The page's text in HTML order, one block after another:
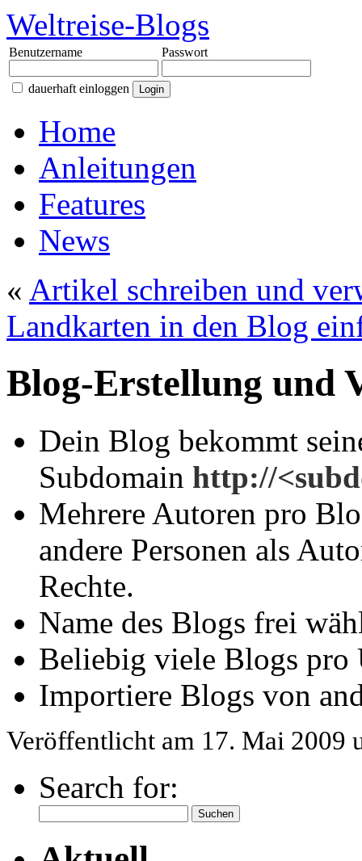
Weltreise-Blogs
Benutzername Passwort
dauerhaft einloggen
Home
Anleitungen
Features
News
« Artikel schreiben und
Landkarten in den Blog
Blog-Erstellung und
Dein Blog bekommt
Subdomain http://
Mehrere Autoren pro
andere Personen als
Rechte.
Name des Blogs frei
Beliebig viele Blogs pro
Importiere Blogs von
Veröffentlicht am 17. Mai 2009
Search for: